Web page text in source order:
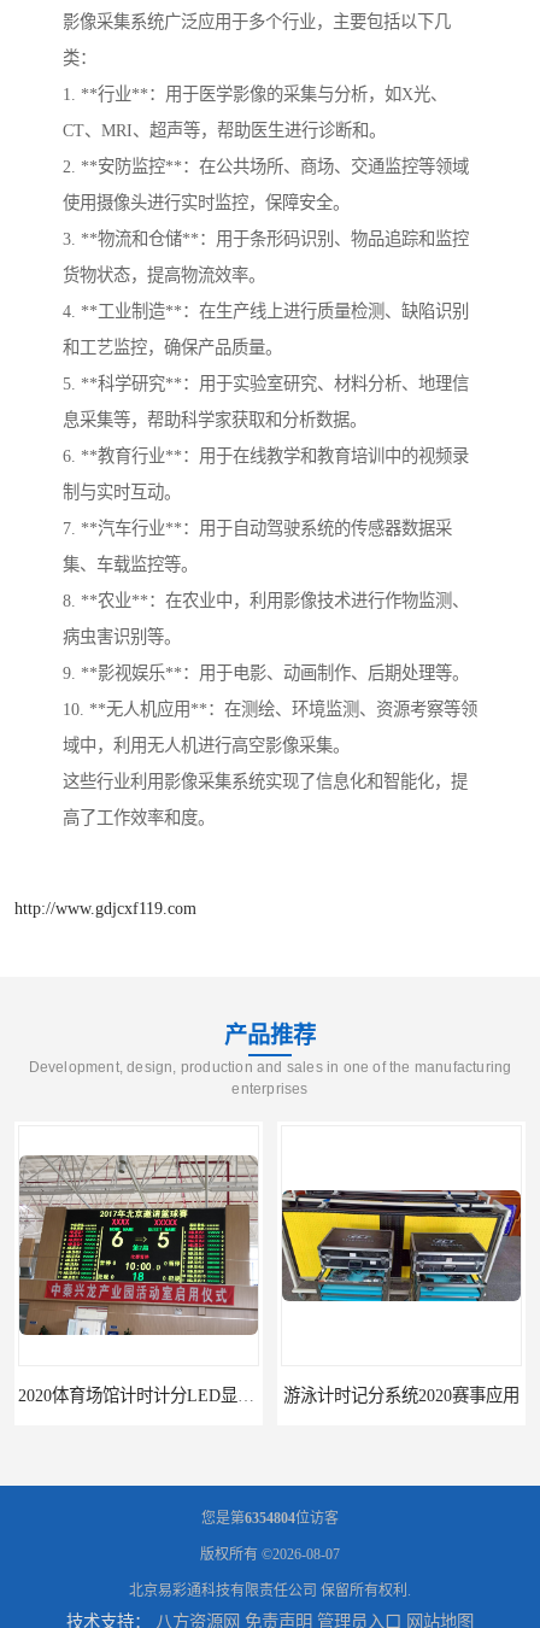
影像采集系统广泛应用于多个行业，主要包括以下几
类：
1. **行业**：用于医学影像的采集与分析，如X光、
CT、MRI、超声等，帮助医生进行诊断和。
2. **安防监控**：在公共场所、商场、交通监控等领域
使用摄像头进行实时监控，保障安全。
3. **物流和仓储**：用于条形码识别、物品追踪和监控
货物状态，提高物流效率。
4. **工业制造**：在生产线上进行质量检测、缺陷识别
和工艺监控，确保产品质量。
5. **科学研究**：用于实验室研究、材料分析、地理信
息采集等，帮助科学家获取和分析数据。
6. **教育行业**：用于在线教学和教育培训中的视频录
制与实时互动。
7. **汽车行业**：用于自动驾驶系统的传感器数据采
集、车载监控等。
8. **农业**：在农业中，利用影像技术进行作物监测、
病虫害识别等。
9. **影视娱乐**：用于电影、动画制作、后期处理等。
10. **无人机应用**：在测绘、环境监测、资源考察等领
域中，利用无人机进行高空影像采集。
这些行业利用影像采集系统实现了信息化和智能化，提
高了工作效率和度。
http://www.gdjcxf119.com
产品推荐
Development, design, production and sales in one of the manufacturing
enterprises
游泳计时记分系统2020赛事应用
您是第6354804位访客
版权所有 ©2026-08-07
北京易彩通科技有限责任公司 保留所有权利.
技术支持： 八方资源网 免责声明 管理员入口 网站地图